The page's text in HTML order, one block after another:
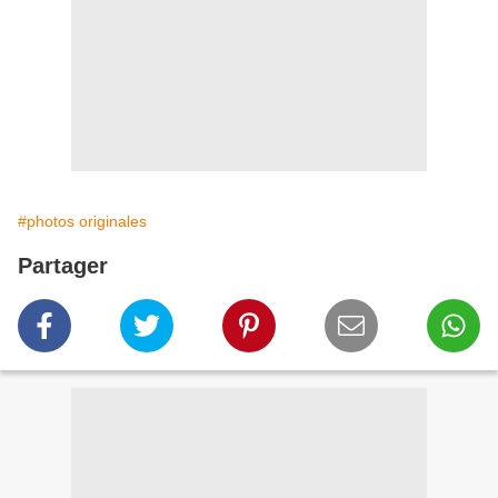
#photos originales
Partager